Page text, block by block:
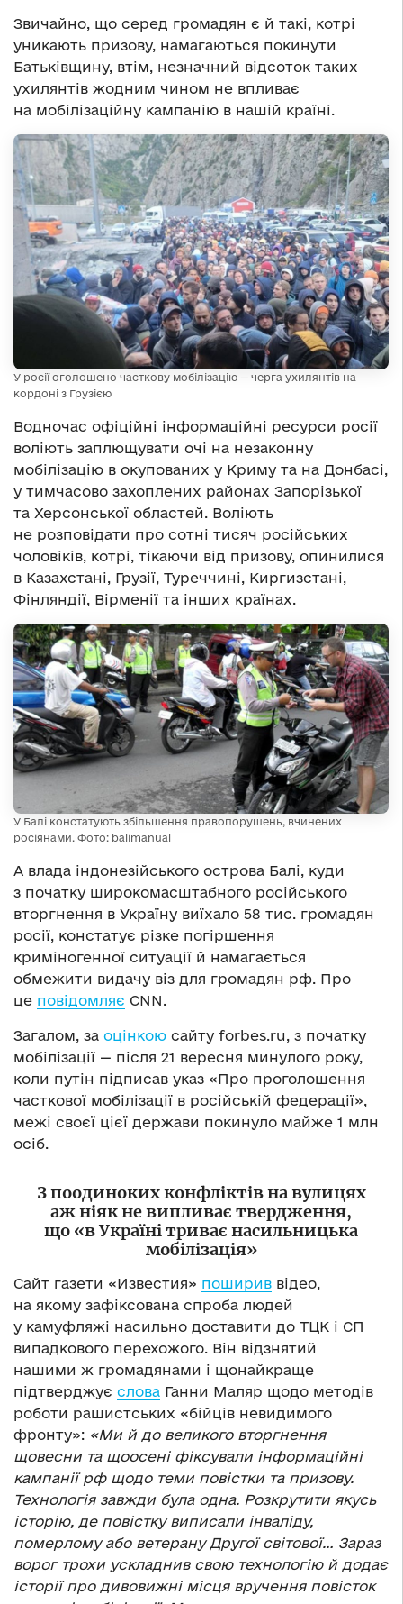
Звичайно, що серед громадян є й такі, котрі
уникають призову, намагаються покинути
Батьківщину, втім, незначний відсоток таких
ухилянтів жодним чином не впливає
на мобілізаційну кампанію в нашій країні.
У росії оголошено часткову мобілізацію — черга ухилянтів на
кордоні з Грузією
Водночас офіційні інформаційні ресурси росії
воліють заплющувати очі на незаконну
мобілізацію в окупованих у Криму та на Донбасі,
у тимчасово захоплених районах Запорізької
та Херсонської областей. Воліють
не розповідати про сотні тисяч російських
чоловіків, котрі, тікаючи від призову, опинилися
в Казахстані, Грузії, Туреччині, Киргизстані,
Фінляндії, Вірменії та інших країнах.
У Балі констатують збільшення правопорушень, вчинених
росіянами. Фото: balimanual
А влада індонезійського острова Балі, куди
з початку широкомасштабного російського
вторгнення в Україну виїхало 58 тис. громадян
росії, констатує різке погіршення
криміногенної ситуації й намагається
обмежити видачу віз для громадян рф. Про
це повідомляє CNN.
Загалом, за оцінкою сайту forbes.ru, з початку
мобілізації — після 21 вересня минулого року,
коли путін підписав указ «Про проголошення
часткової мобілізації в російській федерації»,
межі своєї цієї держави покинуло майже 1 млн
осіб.
З поодиноких конфліктів на вулицях
аж ніяк не випливає твердження,
що «в Україні триває насильницька
мобілізація»
Сайт газети «Известия» поширив відео,
на якому зафіксована спроба людей
у камуфляжі насильно доставити до ТЦК і СП
випадкового перехожого. Він відзнятий
нашими ж громадянами і щонайкраще
підтверджує слова Ганни Маляр щодо методів
роботи рашистських «бійців невидимого
фронту»: «Ми й до великого вторгнення
щовесни та щоосені фіксували інформаційні
кампанії рф щодо теми повістки та призову.
Технологія завжди була одна. Розкрутити якусь
історію, де повістку виписали інваліду,
померлому або ветерану Другої світової… Зараз
ворог трохи ускладнив свою технологію й додає
історії про дивовижні місця вручення повісток